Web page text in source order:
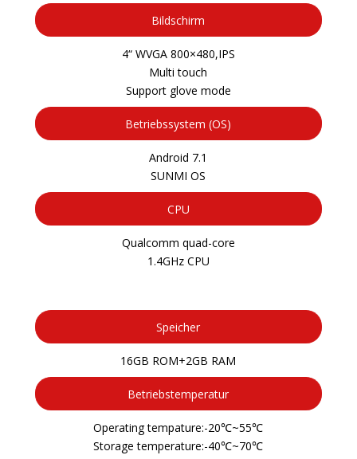
Bildschirm
4“ WVGA 800×480,IPS
Multi touch
Support glove mode
Betriebssystem (OS)
Android 7.1
SUNMI OS
CPU
Qualcomm quad-core
1.4GHz CPU
Speicher
16GB ROM+2GB RAM
Betriebstemperatur
Operating tempature:-20℃~55℃
Storage temperature:-40℃~70℃